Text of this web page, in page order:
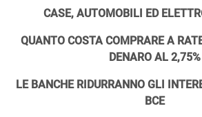
CASE, AUTOMOBILI ED
QUANTO COSTA COMPRARE A
DENARO AL 2,75%
LE BANCHE RIDURRANNO GLI
BCE